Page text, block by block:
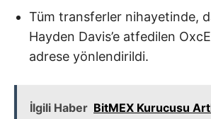
Tüm transferler nihayetinde,
Hayden Davis’e atfedilen
adrese yönlendirildi.
İlgili Haber BitMEX Kurucusu